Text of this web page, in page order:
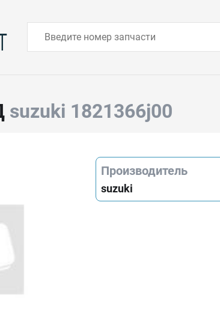
suzuki 1821366j00
Производитель
suzuki